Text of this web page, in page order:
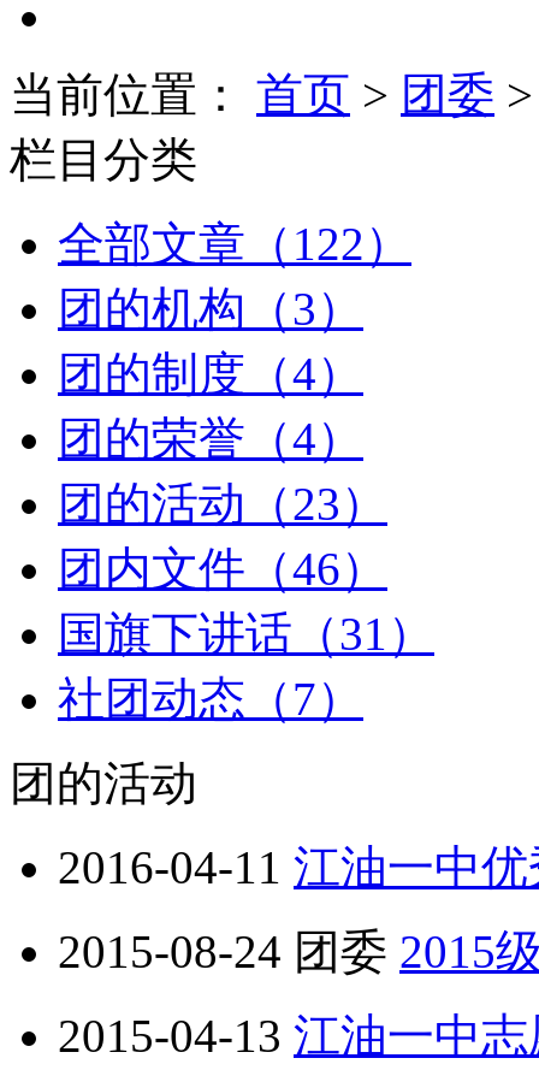
当前位置： 首页 > 团委
栏目分类
全部文章（122）
团的机构（3）
团的制度（4）
团的荣誉（4）
团的活动（23）
团内文件（46）
国旗下讲话（31）
社团动态（7）
团的活动
2016-04-11 江油一中
2015-08-24 团委 2015
2015-04-13 江油一中